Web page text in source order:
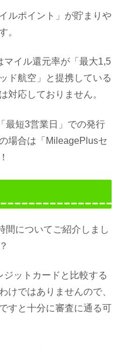
ルポイント」が貯まりや
。
マイル還元率が「最大1,5
ド航空」と提携している
対応しておりません。
最短3営業日」での発行
場合は「MileagePlusセ
間についてご紹介しまし
ットカードと比較する
けではありませんので、
すと十分に審査に通る可